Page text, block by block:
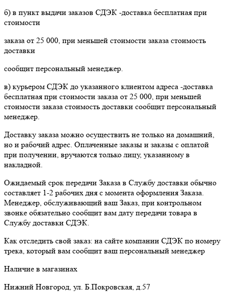
б) в пункт выдачи заказов СДЭК -доставка бесплатная при
стоимости
заказа от 25 000, при меньшей стоимости заказа стоимость
доставки
сообщит персональный менеджер.
в) курьером СДЭК до указанного клиентом адреса -доставка
бесплатная при стоимости заказа от 25 000, при меньшей
стоимости заказа стоимость доставки сообщит персональный
менеджер.
Доставку заказа можно осуществить не только на домашний,
но и рабочий адрес. Оплаченные заказы и заказы с оплатой
при получении, вручаются только лицу, указанному в
накладной.
Ожидаемый срок передачи Заказа в Службу доставки обычно
составляет 1-2 рабочих дня с момента оформления Заказа.
Менеджер, обслуживающий ваш Заказ, при контрольном
звонке обязательно сообщит вам дату передачи товара в
Службу доставки СДЭК.
Как отследить свой заказ: на сайте компании СДЭК по номеру
трека, который вам сообщит ваш персональный менеджер
Наличие в магазинах
Нижний Новгород, ул. Б.Покровская, д.57